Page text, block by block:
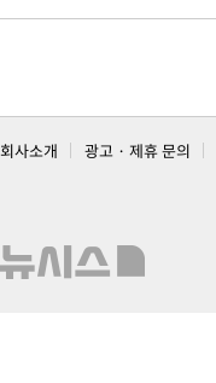
회사소개 광고 · 제휴 문의